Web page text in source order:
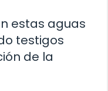
estas aguas
testigos
de la